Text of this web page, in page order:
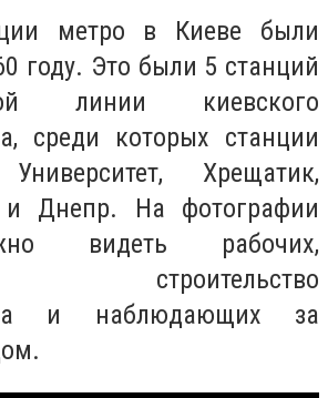
метро в Киеве были
году. Это были 5 станций
линии киевского
среди которых станции
Хрещатик,
и Днепр. На фотографии
видеть рабочих,
строительство
и наблюдающих за